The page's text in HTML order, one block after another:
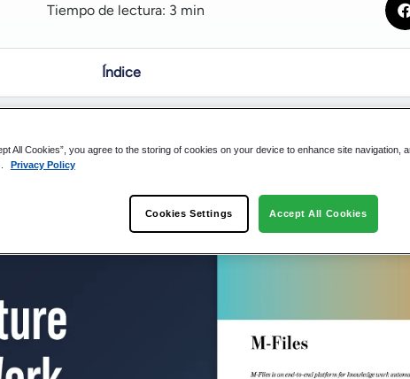
Tiempo de lectura: 3 min
Índice
All Cookies”, you agree to the storing of cookies on your device to enhance site navigation,
Privacy Policy
Cookies Settings Accept All Cookies